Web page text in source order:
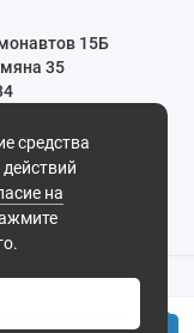
средства
на
15Б
35